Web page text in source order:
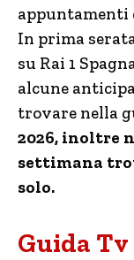
appuntamenti
In prima
su Rai 1
alcune
trovare nella
2026, inoltre
settimana
solo.
Guida